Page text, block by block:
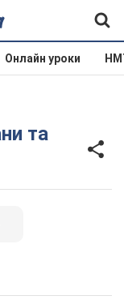
Онлайн уроки